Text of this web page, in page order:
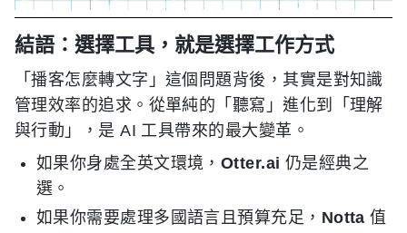
結語：選擇工具，就是選擇工作方式
「播客怎麼轉文字」這個問題背後，其實是對知識
管理效率的追求。從單純的「聽寫」進化到「理解
與行動」，是 AI 工具帶來的最大變革。
如果你身處全英文環境， Otter.ai 仍是經典之
選。
如果你需要處理多國語言且預算充足， Notta 值